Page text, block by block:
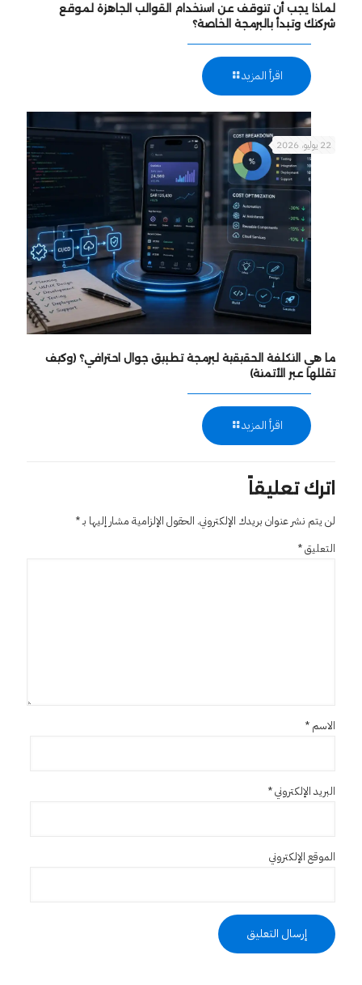
لماذا يجب أن تتوقف عن استخدام القوالب الجاهزة لموقع
شركتك وتبدأ بالبرمجة الخاصة؟
اقرأ المزيد
22 يوليو، 2026
ما هي التكلفة الحقيقية لبرمجة تطبيق جوال احترافي؟ (وكيف
تقللها عبر الأتمتة)
اقرأ المزيد
اترك تعليقاً
لن يتم نشر عنوان بريدك الإلكتروني. الحقول الإلزامية مشار إليها بـ*
التعليق*
الاسم *
البريد الإلكتروني*
الموقع الإلكتروني